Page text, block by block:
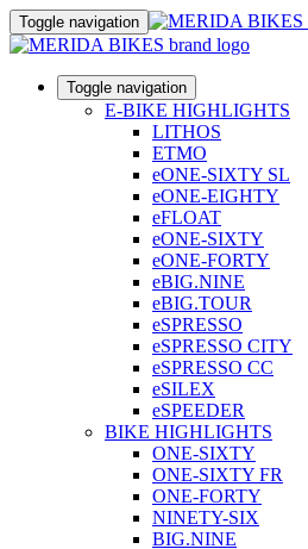
Toggle navigation
Toggle navigation
E-BIKE HIGHLIGHTS
LITHOS
ETMO
eONE-SIXTY SL
eONE-EIGHTY
eFLOAT
eONE-SIXTY
eONE-FORTY
eBIG.NINE
eBIG.TOUR
eSPRESSO
eSPRESSO CITY
eSPRESSO CC
eSILEX
eSPEEDER
BIKE HIGHLIGHTS
ONE-SIXTY
ONE-SIXTY FR
ONE-FORTY
NINETY-SIX
BIG.NINE